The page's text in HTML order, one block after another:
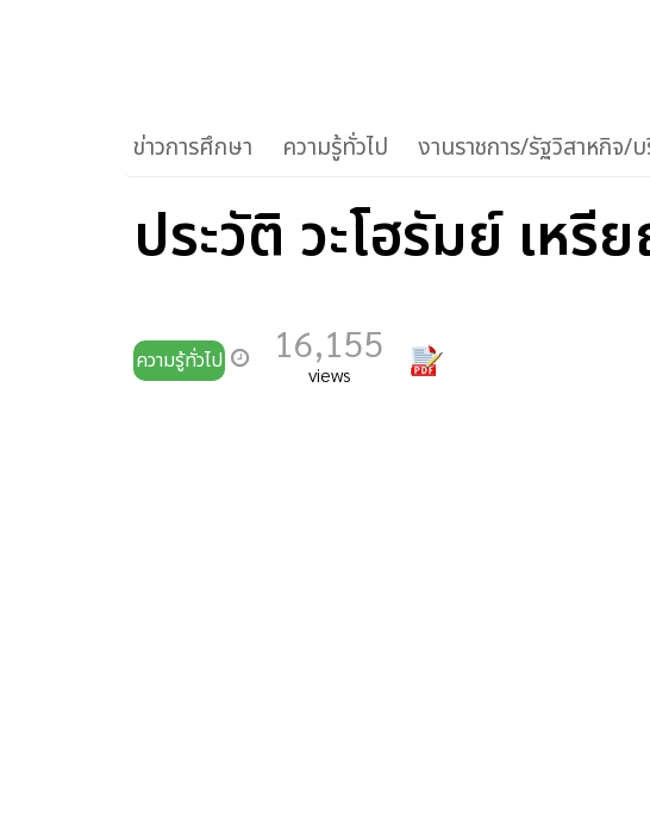
ข่าวการศึกษา ความรู้ทั่วไป งานราชการ/รัฐวิสาหกิจ/
ประวัติ วะโฮรัมย์ เห
ความรู้ทั่วไป 16,155
views